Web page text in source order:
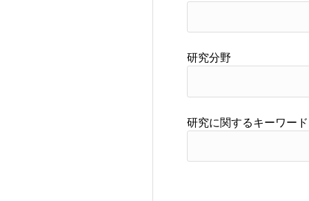
研究分野
研究に関するキーワード